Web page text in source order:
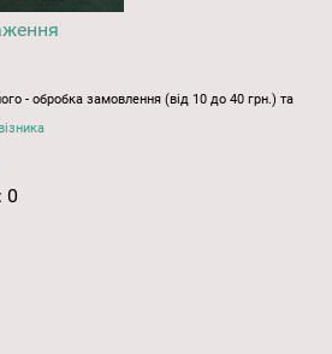
- обробка замовлення (від 10 до 40 грн.) та
0